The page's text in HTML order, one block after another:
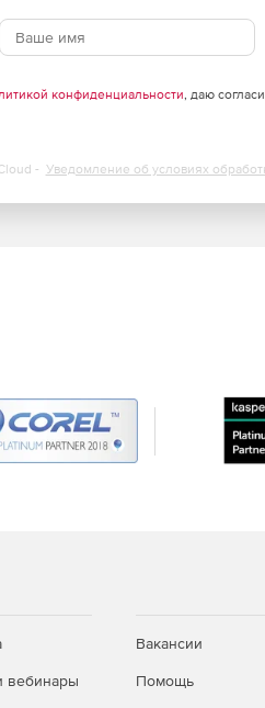
и их
для
отчетов
конфиденциальности, даю
- Уведомление об условиях
вебинары
Вакансии
Помощь